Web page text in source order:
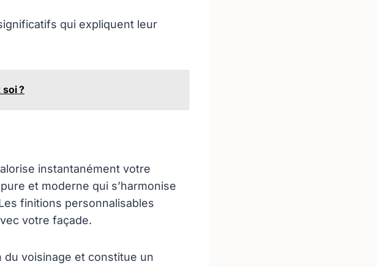
qui expliquent leur
?
instantanément votre
et moderne qui s’harmonise
finitions personnalisables
votre façade.
du voisinage et constitue un